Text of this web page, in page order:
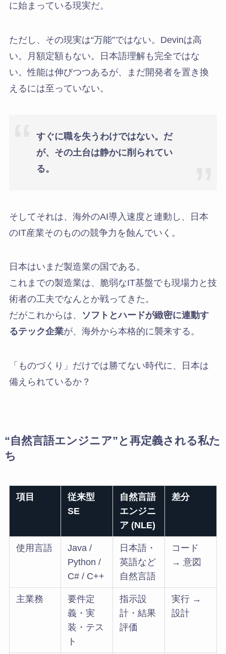
に始まっている現実だ。
ただし、その現実は“万能”ではない。Devinは高
い。月額定額もない。日本語理解も完全ではな
い。性能は伸びつつあるが、まだ開発者を置き換
えるには至っていない。
すぐに職を失うわけではない。だ
が、その土台は静かに削られてい
る。
そしてそれは、海外のAI導入速度と連動し、日本
のIT産業そのものの競争力を蝕んでいく。
日本はいまだ製造業の国である。
これまでの製造業は、脆弱なIT基盤でも現場力と技
術者の工夫でなんとか戦ってきた。
だがこれからは、
ソフトとハードが緻密に連動す
るテック企業が、海外から本格的に襲来する。
「ものづくり」だけでは勝てない時代に、日本は
備えられているか？
“自然言語エンジニア”と再定義される私た
ち
項目
従来型
SE
自然言語
エンジニ
ア (NLE)
差分
使用言語
Java /
Python /
C# / C++
日本語・
英語など
自然言語
コード
→ 意図
主業務
要件定
義・実
装・テス
ト
指示設
計・結果
評価
実行 →
設計